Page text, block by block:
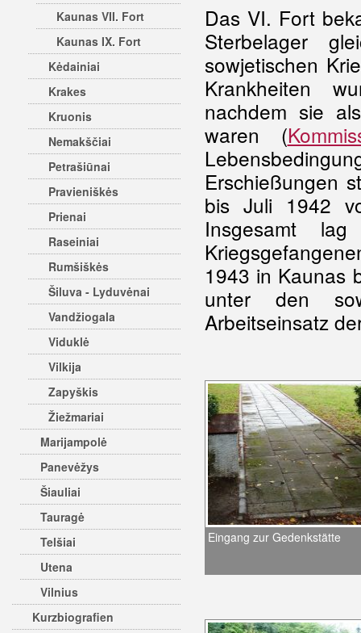
Kaunas VII. Fort
Kaunas IX. Fort
Kėdainiai
Krakes
Kruonis
Nemakščiai
Petrašiūnai
Pravieniškės
Prienai
Raseiniai
Rumšiškės
Šiluva - Lyduvėnai
Vandžiogala
Viduklė
Vilkija
Zapyškis
Žiežmariai
Marijampolė
Panevėžys
Šiauliai
Tauragė
Telšiai
Utena
Vilnius
Kurzbiografien
Das VI. Fort
Sterbelager
sowjetischen
Krankheiten
nachdem sie
waren (
Erschießungen
bis Juli 1942
Insgesamt
1943 in Kaunas
unter den
Arbeitseinsatz
Eingang zur Gedenkstätte